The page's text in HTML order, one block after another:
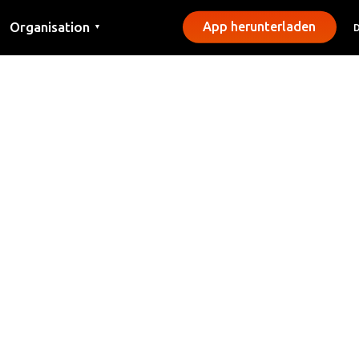
Organisation ▼ App herunterladen